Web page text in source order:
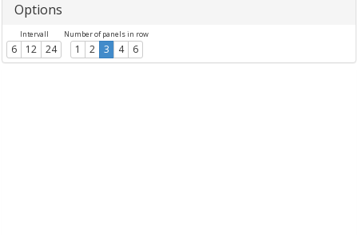
Options
Intervall
6 12 24
Number of panels in row
1 2 3 4 6